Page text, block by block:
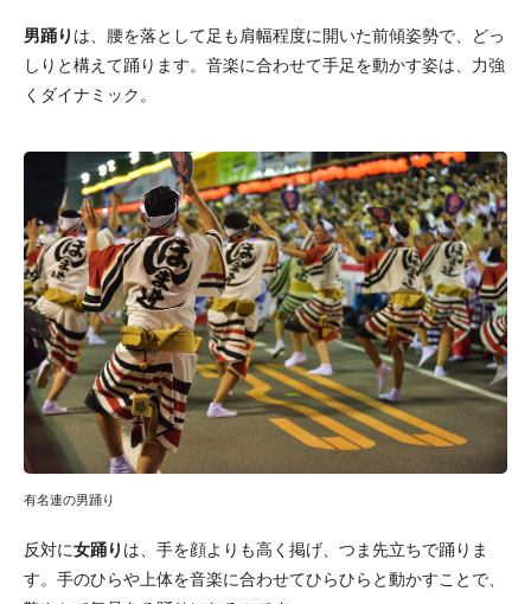
男踊り は、腰を落として足も肩幅程度に開いた前傾姿勢で、どっ
しりと構えて踊ります。音楽に合わせて手足を動かす姿は、力強
くダイナミック。
有名連の男踊り
反対に女踊り は、手を顔よりも高く掲げ、つま先立ちで踊りま
す。手のひらや上体を音楽に合わせてひらひらと動かすことで、